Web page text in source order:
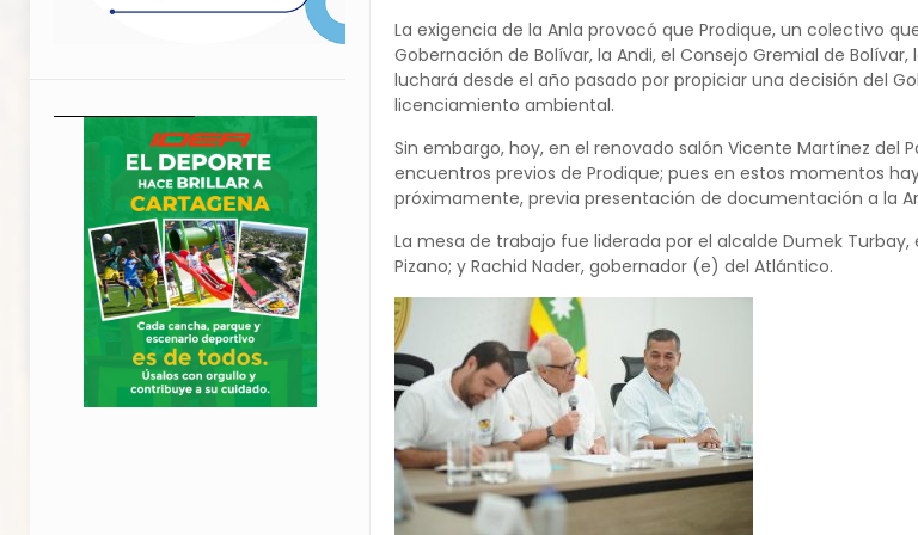
La exigencia de la Anla provocó que Prodique, un colectivo
Gobernación de Bolívar, la Andi, el Consejo Gremial de
luchará desde el año pasado por propiciar una decisión del
licenciamiento ambiental.
Sin embargo, hoy, en el renovado salón Vicente Martínez del
encuentros previos de Prodique; pues en estos momentos
próximamente, previa presentación de documentación a la
La mesa de trabajo fue liderada por el alcalde Dumek
Pizano; y Rachid Nader, gobernador (e) del Atlántico.